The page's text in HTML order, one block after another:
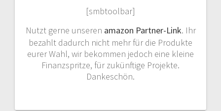
[smbtoolbar]
Nutzt gerne unseren amazon Partner-Link. Ihr
bezahlt dadurch nicht mehr für die Produkte
eurer Wahl, wir bekommen jedoch eine kleine
Finanzspritze, für zukünftige Projekte.
Dankeschön.